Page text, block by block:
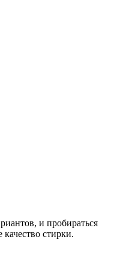
и пробираться
стирки.